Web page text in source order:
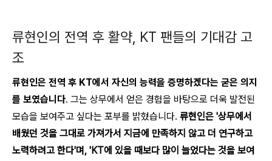
류현인의 전역 후 활약, KT 팬들의 기대감 고
조
류현인은 전역 후 KT에서 자신의 능력을 증명하겠다는 굳은 의지
를 보였습니다. 그는 상무에서 얻은 경험을 바탕으로 더욱 발전된
모습을 보여주고 싶다는 포부를 밝혔습니다. 류현인은 '상무에서
배웠던 것을 그대로 가져가서 지금에 만족하지 않고 더 연구하고
노력하려고 한다'며, 'KT에 있을 때보다 많이 늘었다는 것을 보여